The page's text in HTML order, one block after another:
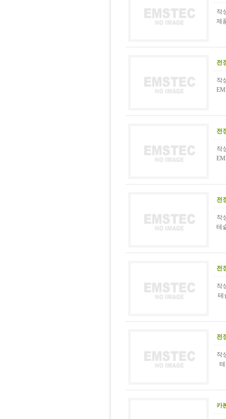
작
제
전
작
전
작
전
작
테
전
작
테
전
작
카